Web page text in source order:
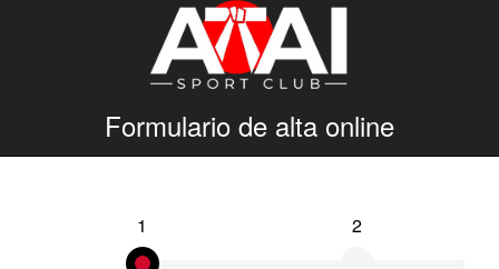
Formulario de alta online
1 2